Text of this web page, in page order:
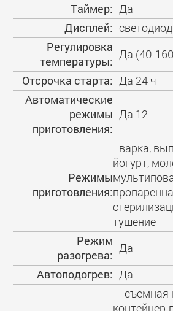
Таймер: Да
Дисплей:
Регулировка
температуры:
Да (40-
Отсрочка старта: Да 24 ч
Автоматические
режимы
приготовления:
Да 12
Режимы
приготовления:
варка,
йогурт,
тушение
Режим
разогрева:
Да
Автоподогрев: Да
- съемная